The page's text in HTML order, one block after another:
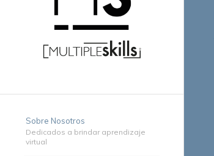
Sobre Nosotros
Dedicados a brindar aprendizaje
virtual